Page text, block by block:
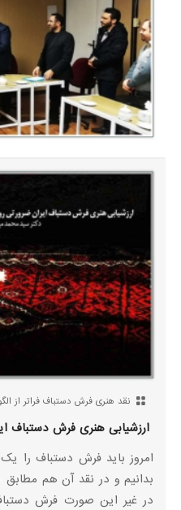
نقد هنری فرش دستباف فراتر از
ارزشیابی هنری فرش دستباف
امروز باید فرش دستباف را
بدانیم و در نقد آن هم مطابق
در غیر این صورت فرش